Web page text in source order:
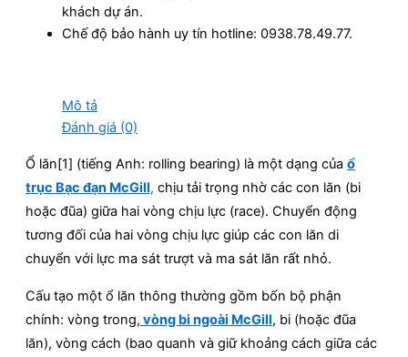
khách dự án.
Chế độ bảo hành uy tín hotline: 0938.78.49.77.
Mô tả
Đánh giá (0)
Ổ lăn[1] (tiếng Anh: rolling bearing) là một dạng của ổ
trục Bạc đạn McGill, chịu tải trọng nhờ các con lăn (bi
hoặc đũa) giữa hai vòng chịu lực (race). Chuyển động
tương đối của hai vòng chịu lực giúp các con lăn di
chuyển với lực ma sát trượt và ma sát lăn rất nhỏ.
Cấu tạo một ổ lăn thông thường gồm bốn bộ phận
chính: vòng trong, vòng bi ngoài McGill, bi (hoặc đũa
lăn), vòng cách (bao quanh và giữ khoảng cách giữa các